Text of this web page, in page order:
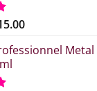
Η
τιμή